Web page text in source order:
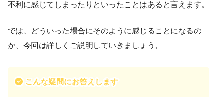
不利に感じてしまったりといったことはあると言えます。
では、どういった場合にそのように感じることになるの
か、今回は詳しくご説明していきましょう。
こんな疑問にお答えします